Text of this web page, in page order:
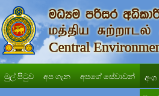
මුල් පිටුව අප ගැන අපගේ සේවාවන්
අංශ